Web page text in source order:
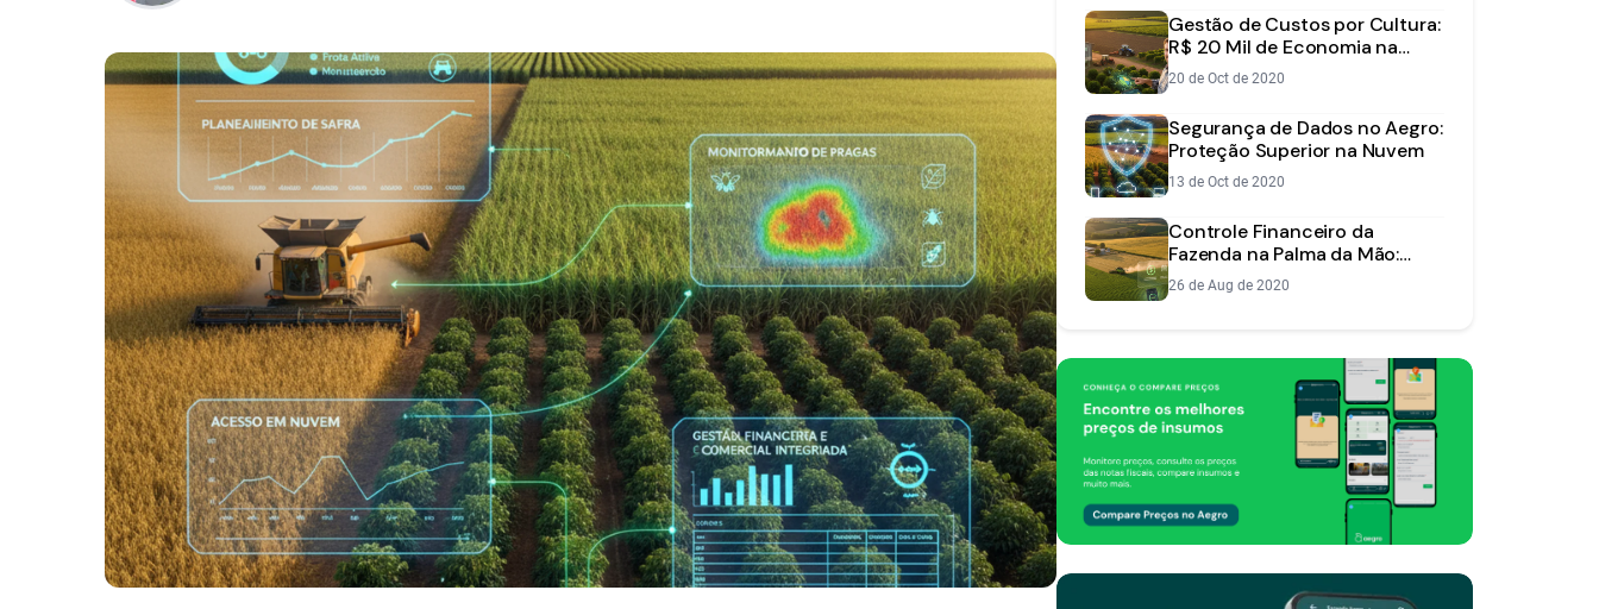
Gestão de Custos por Cultura:
R$ 20 Mil de Economia na
Fazenda Vale do Sol
20 de Oct de 2020
Segurança de Dados no Aegro:
Proteção Superior na Nuvem
13 de Oct de 2020
Controle Financeiro da
Fazenda na Palma da Mão:
Novidades do App Aegro
26 de Aug de 2020